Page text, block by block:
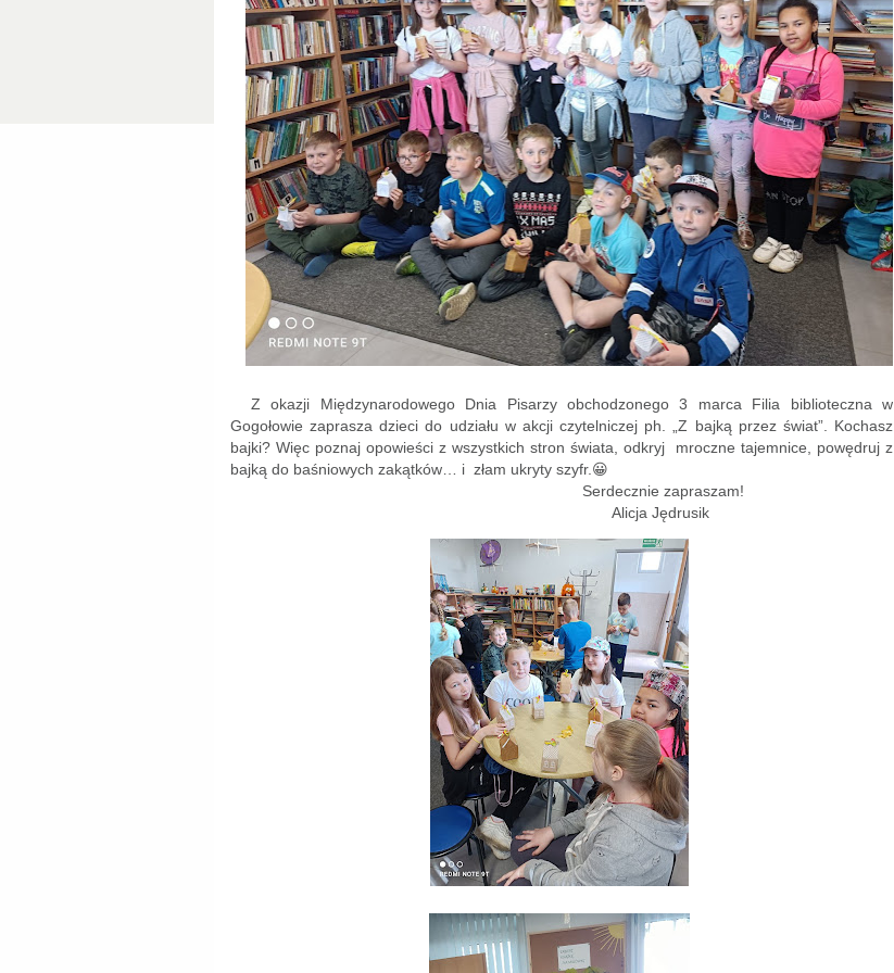
Z okazji Międzynarodowego Dnia Pisarzy obchodzonego 3 marca Filia biblioteczna w
Gogołowie zaprasza dzieci do udziału w akcji czytelniczej ph. „Z bajką przez świat”. Kochasz
bajki? Więc poznaj opowieści z wszystkich stron świata, odkryj mroczne tajemnice, powędruj z
bajką do baśniowych zakątków… i złam ukryty szyfr.😀
Serdecznie zapraszam!
Alicja Jędrusik